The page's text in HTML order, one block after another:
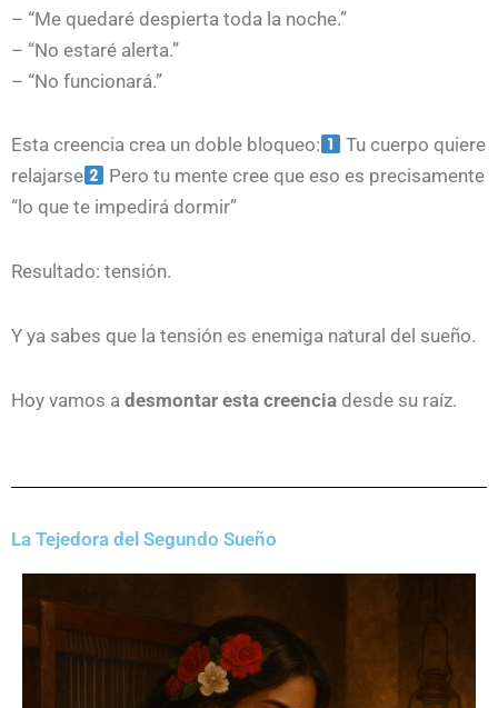
– “Me quedaré despierta toda la noche.”
– “No estaré alerta.”
– “No funcionará.”
Esta creencia crea un doble bloqueo:
Tu cuerpo quiere
relajarse
Pero tu mente cree que eso es precisamente
“lo que te impedirá dormir”
Resultado: tensión.
Y ya sabes que la tensión es enemiga natural del sueño.
Hoy vamos a desmontar esta creencia desde su raíz.
La Tejedora del Segundo Sueño